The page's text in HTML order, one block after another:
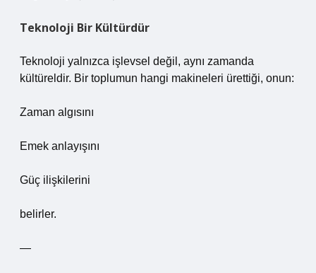
Teknoloji Bir Kültürdür
Teknoloji yalnızca işlevsel değil, aynı zamanda
kültüreldir. Bir toplumun hangi makineleri ürettiği, onun:
Zaman algısını
Emek anlayışını
Güç ilişkilerini
belirler.
—